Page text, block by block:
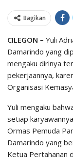
Bagikan
CILEGON – Yuli
Damarindo yang
mengaku dirinya
pekerjaannya,
Organisasi
Yuli mengaku
setiap
Ormas Pemuda
Damarindo yang
Ketua Pertahanan